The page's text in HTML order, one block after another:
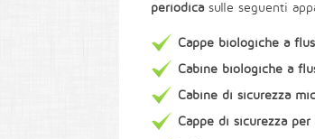
periodicasulle seguenti
Cappe biologiche a
Cabine biologiche a
Cabine di sicurezza
Cappe di sicurezza